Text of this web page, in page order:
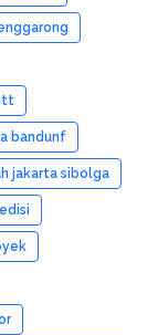
bandunf
jakarta sibolga